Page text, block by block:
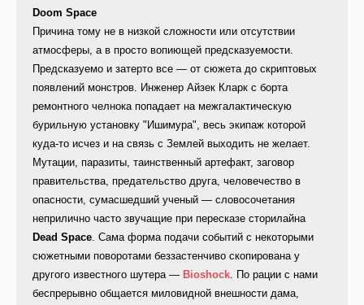
Doom Space
Причина тому не в низкой сложности или отсутствии
атмосферы, а в просто вопиющей предсказуемости.
Предсказуемо и затерто все — от сюжета до скриптовых
появлений монстров. Инженер Айзек Кларк с борта
ремонтного челнока попадает на межгалактическую
бурильную установку "Ишимура", весь экипаж которой
куда-то исчез и на связь с Землей выходить не желает.
Мутации, паразиты, таинственный артефакт, заговор
правительства, предательство друга, человечество в
опасности, сумасшедший ученый — словосочетания
неприлично часто звучащие при пересказе сторилайна
Dead Space. Сама форма подачи событий с некоторыми
сюжетными поворотами беззастенчиво скопирована у
другого известного шутера — Bioshock. По рации с нами
беспрерывно общается миловидной внешности дама,